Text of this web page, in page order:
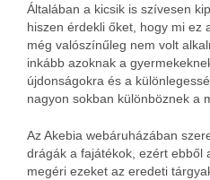
Általában a kicsik is szívesen
hiszen érdekli őket, hogy mi ez
még valószínűleg nem volt
inkább azoknak a
újdonságokra és a
nagyon sokban különböznek a
Az Akebia webáruházában
drágák a fajátékok, ezért ebből
megéri ezeket az eredeti